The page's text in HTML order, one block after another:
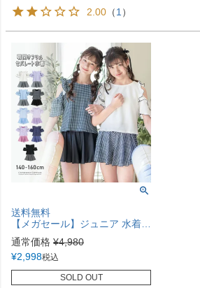
2.00 （1 ）
送料無料
【メガセール】ジュニア 水着 女の子 肩あきフリル セパレートスイムウェア キッズ モノトーン ブラック 黒 白 子供 女子 TAK
通常価格 ¥4,980
¥2,998税込
SOLD OUT